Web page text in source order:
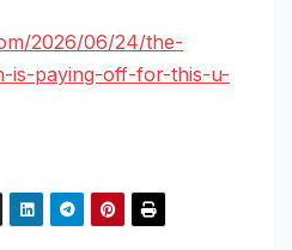
2026/06/24/the-
is-paying-off-for-this-u-